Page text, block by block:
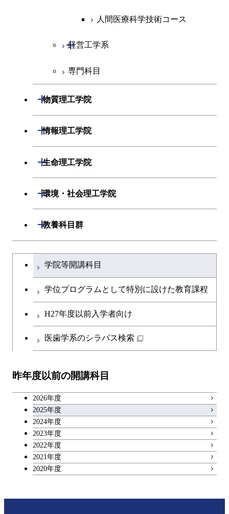
人間医療科学技術コース
人間医療科学技術コース
経営工学系
開閉
経営工学コース
専門科目
物質理工学院
開閉
材料系
開閉
エネルギーコース
原子核工学コース
人間医療科学技術コース
応用化学コース
ース
原子核工学コース
物質・情報卓越コース
専門科目
情報理工学院
開閉
数理・計算科学系
開閉
知能情報コース
情報工学コース
知能情報コース
エネルギー・情報コース
人間医療科学技術コース
物質・情報卓越コース
専門科目
生命理工学院
開閉
生命理工学系
開閉
ライフエンジニアリングコ
ース
物質・情報卓越コース
環境・社会理工学院
開閉
建築学系
開閉
コース
都市・環境学コース
コース
都市・環境学コース
開閉
エネルギーコース
エネルギー・情報コース
エンジニアリングデザイン
原子核工学コース
物質・情報卓越コース
社会・人間科学コース
イノベーション科学系
イノベーション科学コース
人間医療科学技術コース
技術経営専門職学位課程
開閉
技術経営専門職学位課程
専門科目
教養科目群
開閉
文系教養科目
英語科目
第二外国語科目
キャリア科目
大学院課程を切り替える
学院等開講科目
学位プログラムとして特別に設けた教育課程
H27年度以前入学者向け
医歯学系のシラバス検索
昨年度以前の開講科目
2026年度
2025年度
2024年度
2023年度
2022年度
2021年度
2020年度